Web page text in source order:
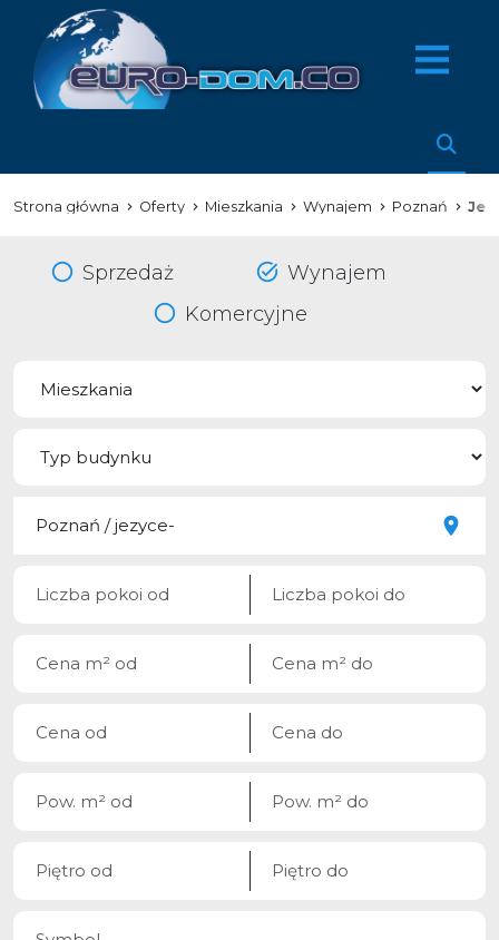
Strona główna Oferty Mieszkania Wynajem Poznań
Sprzedaż
Wynajem
Komercyjne